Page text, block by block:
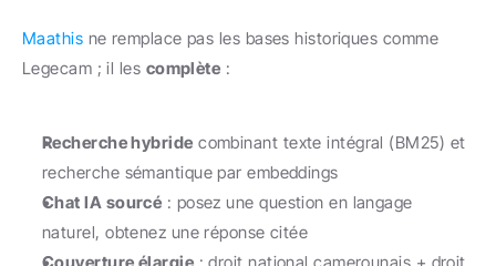
Maathis ne remplace pas les bases historiques comme
Legecam ; il les complète :
Recherche hybride combinant texte intégral (BM25) et
recherche sémantique par embeddings
Chat IA sourcé : posez une question en langage
naturel, obtenez une réponse citée